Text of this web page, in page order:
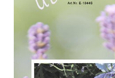
Handarbeiten-Käß-Shop
Kasse